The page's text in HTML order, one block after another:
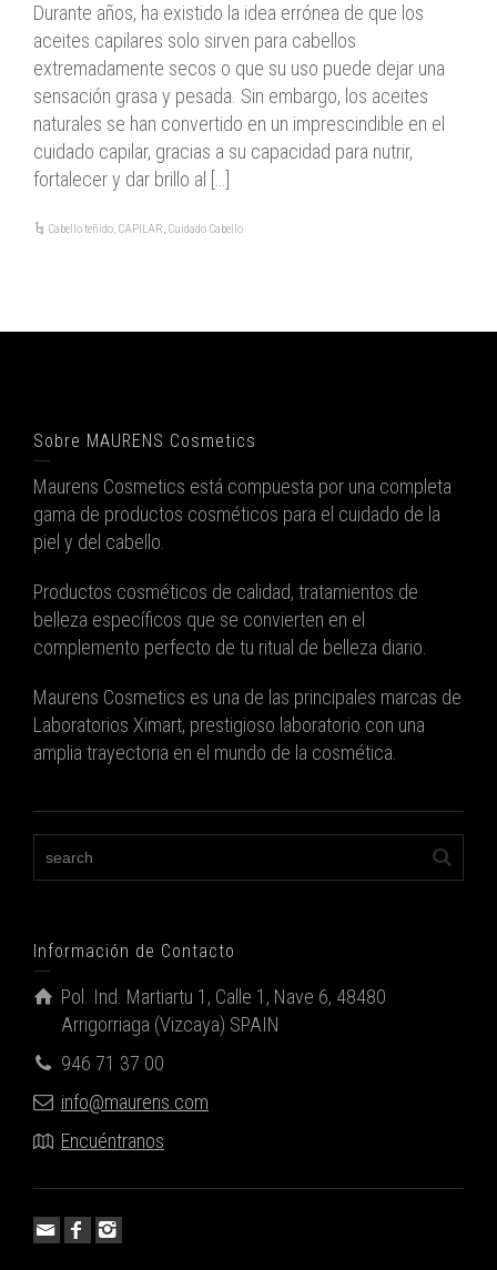
Durante años, ha existido la idea errónea de que los
aceites capilares solo sirven para cabellos
extremadamente secos o que su uso puede dejar una
sensación grasa y pesada. Sin embargo, los aceites
naturales se han convertido en un imprescindible en el
cuidado capilar, gracias a su capacidad para nutrir,
fortalecer y dar brillo al […]
Cabello teñido, CAPILAR, Cuidado Cabello
Sobre MAURENS Cosmetics
Maurens Cosmetics está compuesta por una completa
gama de productos cosméticos para el cuidado de la
piel y del cabello.
Productos cosméticos de calidad, tratamientos de
belleza específicos que se convierten en el
complemento perfecto de tu ritual de belleza diario.
Maurens Cosmetics es una de las principales marcas de
Laboratorios Ximart, prestigioso laboratorio con una
amplia trayectoria en el mundo de la cosmética.
Información de Contacto
Pol. Ind. Martiartu 1, Calle 1, Nave 6, 48480
Arrigorriaga (Vizcaya) SPAIN
946 71 37 00
info@maurens.com
Encuéntranos